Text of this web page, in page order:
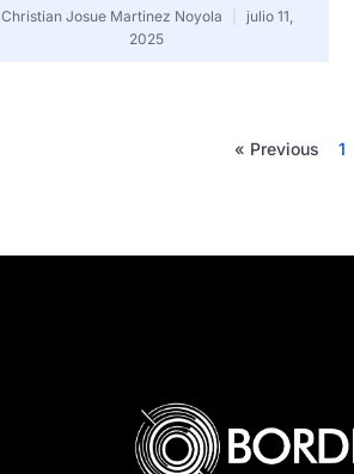
Christian Josue Martinez Noyola
julio 11,
2025
« Previous 1